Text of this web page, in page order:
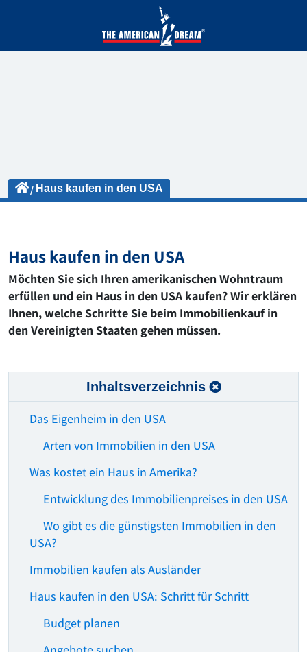
Haus kaufen in den USA
Haus kaufen in den USA
Möchten Sie sich Ihren amerikanischen Wohntraum
erfüllen und ein Haus in den USA kaufen? Wir erklären
Ihnen, welche Schritte Sie beim Immobilienkauf in
den Vereinigten Staaten gehen müssen.
Inhaltsverzeichnis
Das Eigenheim in den USA
Arten von Immobilien in den USA
Was kostet ein Haus in Amerika?
Entwicklung des Immobilienpreises in den USA
Wo gibt es die günstigsten Immobilien in den
USA?
Immobilien kaufen als Ausländer
Haus kaufen in den USA: Schritt für Schritt
Budget planen